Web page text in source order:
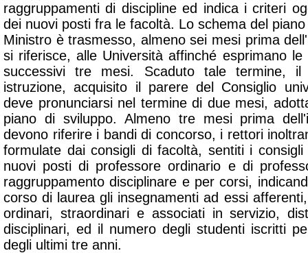
raggruppamenti di discipline ed indica i criteri
dei nuovi posti fra le facoltà. Lo schema del
Ministro è trasmesso, almeno sei mesi prima
si riferisce, alle Università affinché esprimano
successivi tre mesi. Scaduto tale termine, il
istruzione, acquisito il parere del Consiglio
deve pronunciarsi nel termine di due mesi,
piano di sviluppo. Almeno tre mesi prima
devono riferire i bandi di concorso, i rettori
formulate dai consigli di facoltà, sentiti i
nuovi posti di professore ordinario e di
raggruppamento disciplinare e per corsi,
corso di laurea gli insegnamenti ad essi
ordinari, straordinari e associati in servizio,
disciplinari, ed il numero degli studenti iscritti
degli ultimi tre anni.